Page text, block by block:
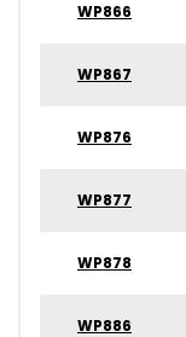
WP866
WP867
WP876
WP877
WP878
WP886